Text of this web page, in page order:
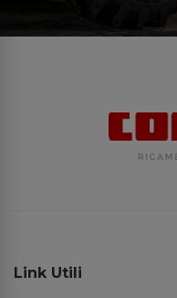
Link Utili